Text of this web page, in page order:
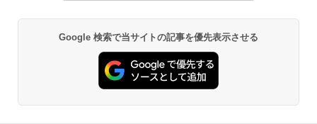
Google 検索で当サイトの記事を優先表示させる